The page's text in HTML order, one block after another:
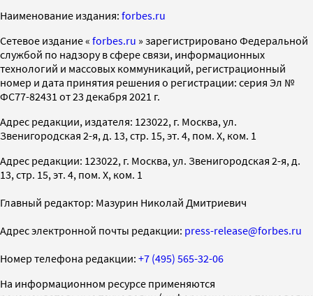
Наименование издания: forbes.ru
Cетевое издание « forbes.ru » зарегистрировано Федеральной
службой по надзору в сфере связи, информационных
технологий и массовых коммуникаций, регистрационный
номер и дата принятия решения о регистрации: серия Эл №
ФС77-82431 от 23 декабря 2021 г.
Адрес редакции, издателя: 123022, г. Москва, ул.
Звенигородская 2-я, д. 13, стр. 15, эт. 4, пом. X, ком. 1
Адрес редакции: 123022, г. Москва, ул. Звенигородская 2-я, д.
13, стр. 15, эт. 4, пом. X, ком. 1
Главный редактор: Мазурин Николай Дмитриевич
Адрес электронной почты редакции: press-release@forbes.ru
Номер телефона редакции: +7 (495) 565-32-06
На информационном ресурсе применяются